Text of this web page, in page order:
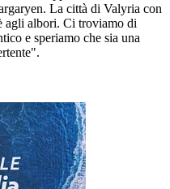
La città di Valyria con
agli albori. Ci troviamo di
e speriamo che sia una